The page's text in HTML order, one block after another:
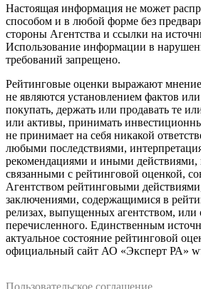
Настоящая информация не может
способом и в любой форме без
стороны Агентства и ссылки на
Использование информации в
требований запрещено.
Рейтинговые оценки выражают
не являются установлением фактов
покупать, держать или продавать те
или активы, принимать
не принимает на себя никакой
любыми последствиями,
рекомендациями и иными действиями,
связанными с рейтинговой оценкой,
Агентством рейтинговыми
заключениями, содержащимися в
релизах, выпущенных агентством, или
перечисленного. Единственным
актуальное состояние рейтинговой
официальный сайт АО «Эксперт РА»
Пользовательское соглашение